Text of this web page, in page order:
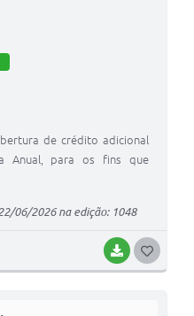
BAIXAR
de crédito adicional
Anual, para os fins que
06/2026 na edição: 1048